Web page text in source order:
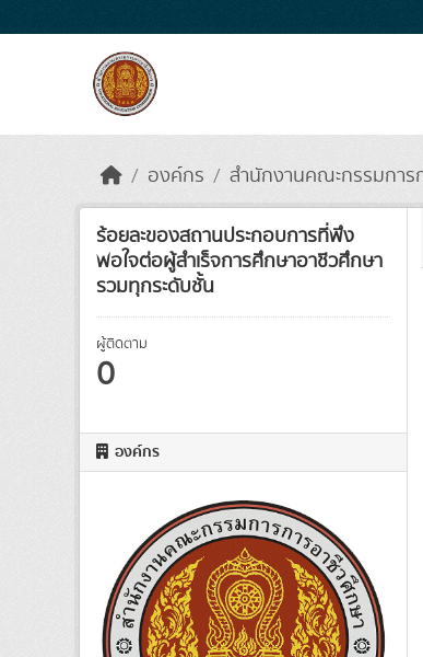
องค์กร สำนักงานคณะกรรมการ
ร้อยละของสถานประกอบการที่พึง
พอใจต่อผู้สำเร็จการศึกษาอาชีวศึกษา
รวมทุกระดับชั้น
ผู้ติดตาม
0
องค์กร